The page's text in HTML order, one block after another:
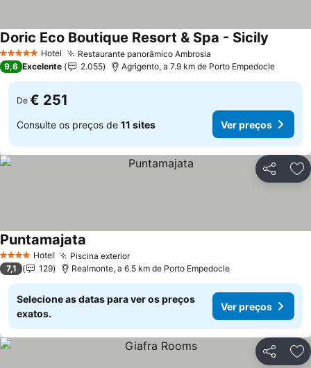
5 Estrelas Hotel Restaurante panorâmico Ambrosia
Doric Eco Boutique Resort & Spa - Sicily
9,6 Excelente 2.055 Agrigento, a 7.9 km de Porto Empedocle
De € 251
Consulte os preços de 11 sites Ver preços
Partilhar
4 EstrelasHotel Piscina exterior
Puntamajata
7,1 129 Realmonte, a 6.5 km de Porto Empedocle
Selecione as datas para ver os preços
exatos.
Ver preços
Partilhar